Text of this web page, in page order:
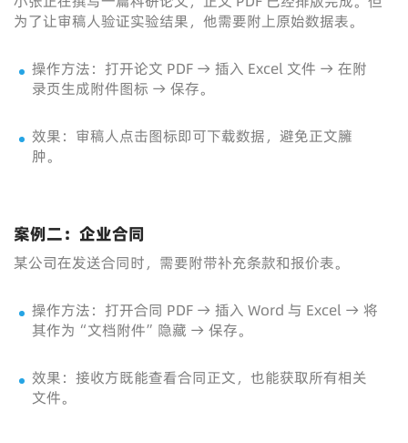
为了让审稿人验证实验结果，他需要附上原始数据表。
操作方法：打开论文 PDF → 插入 Excel 文件 → 在附
录页生成附件图标 → 保存。
效果：审稿人点击图标即可下载数据，避免正文臃
肿。
案例二：企业合同
某公司在发送合同时，需要附带补充条款和报价表。
操作方法：打开合同 PDF → 插入 Word 与 Excel → 将
其作为“文档附件”隐藏 → 保存。
效果：接收方既能查看合同正文，也能获取所有相关
文件。